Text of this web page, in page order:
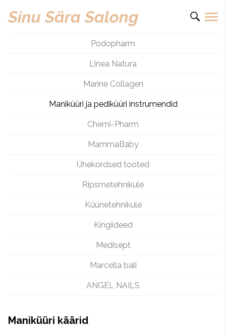
Sinu Sära Salong
Podopharm
Linea Natura
Marine Collagen
Maniküüri ja pediküüri instrumendid
Chemi-Pharm
MammaBaby
Ühekordsed tooted
Ripsmetehnikule
Küünetehnikule
Kingiideed
Medisept
Marcella bali
ANGEL NAILS
Maniküüri käärid